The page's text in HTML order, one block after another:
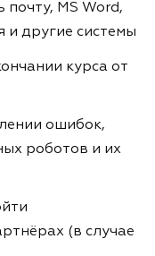
MS Word,
и другие системы
курса от
ошибок,
роботов и их
(в случае